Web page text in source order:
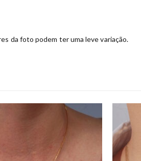
da foto podem ter uma leve variação.